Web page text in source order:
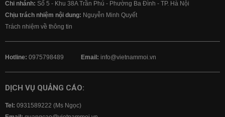
Chi nhánh: Số 5 - Khu 38A Trần Phú - Phường Ba Đình - TP. Hà Nội
Chịu trách nhiệm nội dung: Nguyễn Minh Quyết
Trách nhiệm về thông tin
Hotline: 0975798489 Email: info@vietnammoi.vn
DỊCH VỤ QUẢNG CÁO:
Tel: 0931589222 (Ms Ngọc)